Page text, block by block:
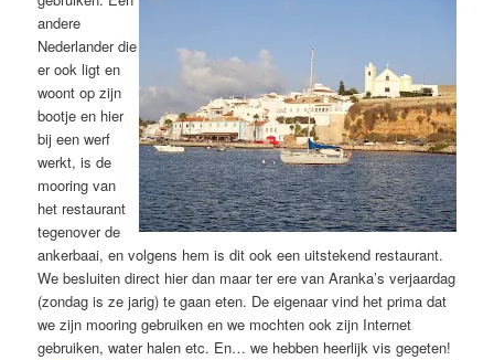
andere
Nederlander die
er ook ligt en
woont op zijn
bootje en hier
bij een werf
werkt, is de
mooring van
het restaurant
tegenover de
ankerbaai, en volgens hem is dit ook een uitstekend restaurant.
We besluiten direct hier dan maar ter ere van Aranka’s verjaardag
(zondag is ze jarig) te gaan eten. De eigenaar vind het prima dat
we zijn mooring gebruiken en we mochten ook zijn Internet
gebruiken, water halen etc. En… we hebben heerlijk vis gegeten!